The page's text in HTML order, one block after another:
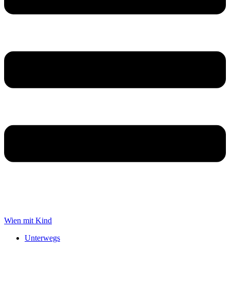
Wien mit Kind
Unterwegs